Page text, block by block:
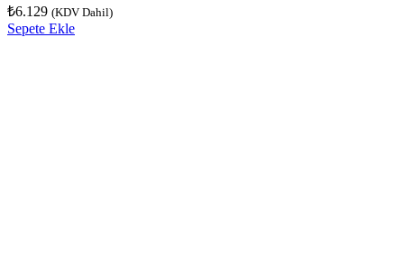
₺6.129 (KDV Dahil)
Sepete Ekle